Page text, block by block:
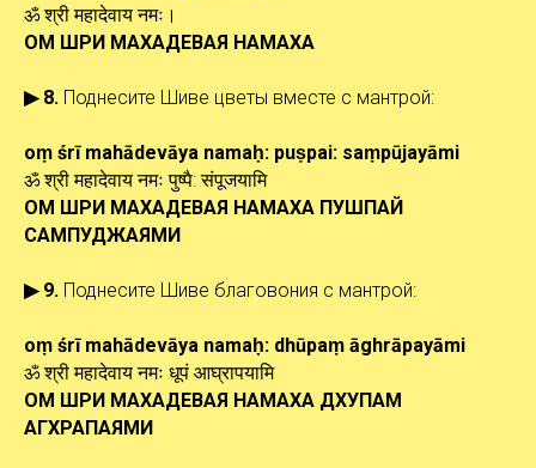
ॐ श्री महादेवाय नमः।
ОМ ШРИ МАХАДЕВАЯ НАМАХА
▶ 8. Поднесите Шиве цветы вместе с мантрой:
oṃ śrī mahādevāya namaḥ: puṣpai: saṃpūjayāmi
ॐ श्री महादेवाय नमः पुष्पै: संपूजयामि
ОМ ШРИ МАХАДЕВАЯ НАМАХА ПУШПАЙ
САМПУДЖАЯМИ
▶ 9. Поднесите Шиве благовония с мантрой:
oṃ śrī mahādevāya namaḥ: dhūpaṃ āghrāpayāmi
ॐ श्री महादेवाय नमः धूपं आघ्रापयामि
ОМ ШРИ МАХАДЕВАЯ НАМАХА ДХУПАМ
АГХРАПАЯМИ